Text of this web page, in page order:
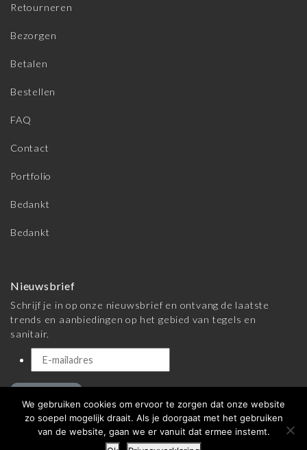
Retourneren
Bezorgen
Betalen
Bestellen
FAQ
Contact
Portfolio
Bedankt
Bedankt
Nieuwsbrief
Schrijf je in op onze nieuwsbrief en ontvang de laatste
trends en aanbiedingen op het gebied van tegels en
sanitair.
© 2026 Meijer Tegels & Sanitair |Algemene voorwaarden
We gebruiken cookies om ervoor te zorgen dat onze website
zo soepel mogelijk draait. Als je doorgaat met het gebruiken
van de website, gaan we er vanuit dat ermee instemt.